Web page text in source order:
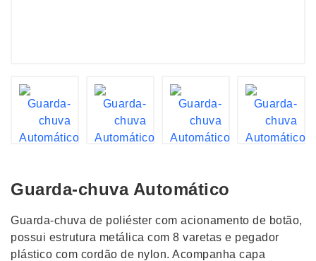
Guarda-chuva Automático
Guarda-chuva de poliéster com acionamento de botão,
possui estrutura metálica com 8 varetas e pegador
plástico com cordão de nylon. Acompanha capa